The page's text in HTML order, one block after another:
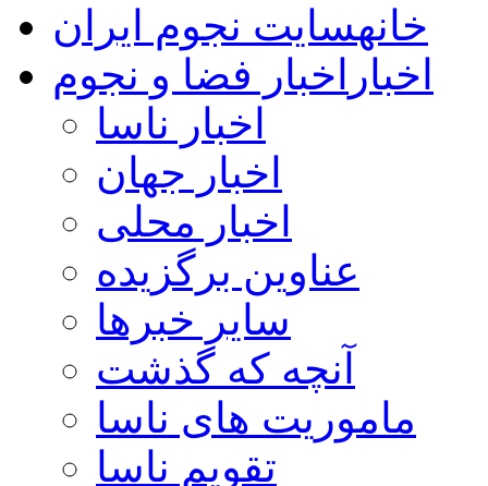
خانهسایت نجوم ایران
اخبار اخبار فضا و نجوم
اخبار ناسا
اخبار جهان
اخبار محلی
عناوین برگزیده
سایر خبرها
آنچه که گذشت
ماموریت های ناسا
تقویم ناسا